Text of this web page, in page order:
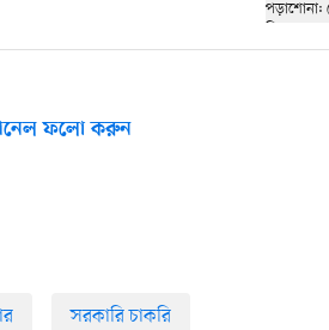
ফলো করুন
সরকারি চাকরি